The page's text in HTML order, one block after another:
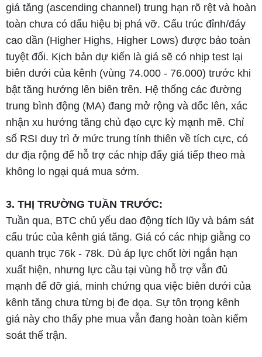
giá tăng (ascending channel) trung hạn rõ rệt và hoàn
toàn chưa có dấu hiệu bị phá vỡ. Cấu trúc đỉnh/đáy
cao dần (Higher Highs, Higher Lows) được bảo toàn
tuyệt đối. Kịch bản dự kiến là giá sẽ có nhịp test lại
biên dưới của kênh (vùng 74.000 - 76.000) trước khi
bật tăng hướng lên biên trên. Hệ thống các đường
trung bình động (MA) đang mở rộng và dốc lên, xác
nhận xu hướng tăng chủ đạo cực kỳ mạnh mẽ. Chỉ
số RSI duy trì ở mức trung tính thiên về tích cực, có
dư địa rộng để hỗ trợ các nhịp đẩy giá tiếp theo mà
không lo ngại quá mua sớm.
3. THỊ TRƯỜNG TUẦN TRƯỚC:
Tuần qua, BTC chủ yếu dao động tích lũy và bám sát
cấu trúc của kênh giá tăng. Giá có các nhịp giằng co
quanh trục 76k - 78k. Dù áp lực chốt lời ngắn hạn
xuất hiện, nhưng lực cầu tại vùng hỗ trợ vẫn đủ
mạnh để đỡ giá, minh chứng qua việc biên dưới của
kênh tăng chưa từng bị đe dọa. Sự tôn trọng kênh
giá này cho thấy phe mua vẫn đang hoàn toàn kiểm
soát thế trận.